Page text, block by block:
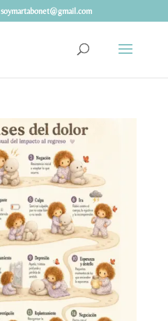
soymartabonet@gmail.com